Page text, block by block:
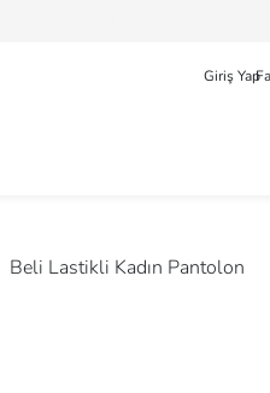
Giriş Yap
Beli Lastikli Kadın Pantolon